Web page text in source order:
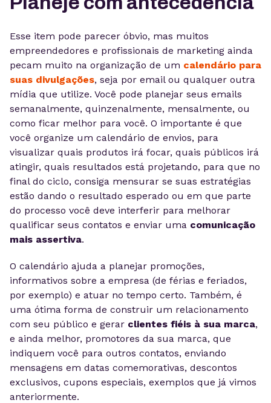
Esse item pode parecer óbvio, mas muitos
empreendedores e profissionais de marketing ainda
pecam muito na organização de um calendário para
suas divulgações, seja por email ou qualquer outra
mídia que utilize. Você pode planejar seus emails
semanalmente, quinzenalmente, mensalmente, ou
como ficar melhor para você. O importante é que
você organize um calendário de envios, para
visualizar quais produtos irá focar, quais públicos irá
atingir, quais resultados está projetando, para que no
final do ciclo, consiga mensurar se suas estratégias
estão dando o resultado esperado ou em que parte
do processo você deve interferir para melhorar
qualificar seus contatos e enviar uma comunicação
mais assertiva.
O calendário ajuda a planejar promoções,
informativos sobre a empresa (de férias e feriados,
por exemplo) e atuar no tempo certo. Também, é
uma ótima forma de construir um relacionamento
com seu público e gerar clientes fiéis à sua marca,
e ainda melhor, promotores da sua marca, que
indiquem você para outros contatos, enviando
mensagens em datas comemorativas, descontos
exclusivos, cupons especiais, exemplos que já vimos
anteriormente.